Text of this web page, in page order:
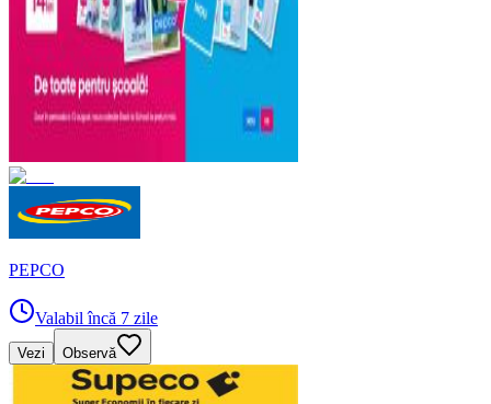
PEPCO
Valabil încă 7 zile
Vezi Observă